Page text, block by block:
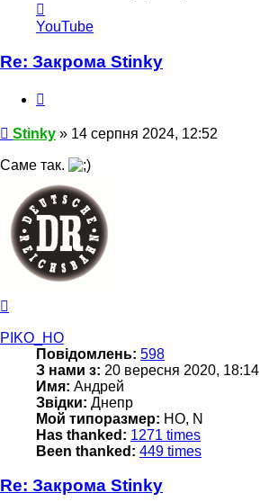
інформація
користувача
YouTube
Re: Закрома Stinky
Повідомлення
Stinky » 14 серпня 2024, 12:52
Саме так.
PIKO_HO
Повідомлень: 598
З нами з: 20 вересня 2020, 18:14
Имя: Андрей
Звідки: Днепр
Мой типоразмер: НО, N
Has thanked: 1271 times
Been thanked: 449 times
Re: Закрома Stinky